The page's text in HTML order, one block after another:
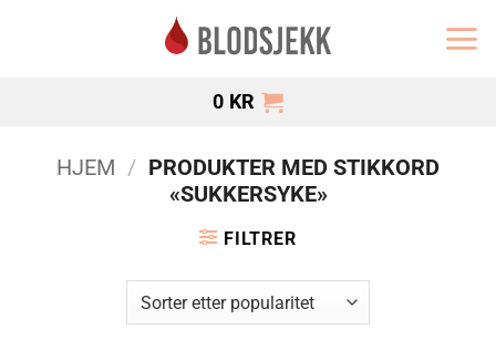
0 KR
HJEM / PRODUKTER MED STIKKORD
«SUKKERSYKE»
FILTRER